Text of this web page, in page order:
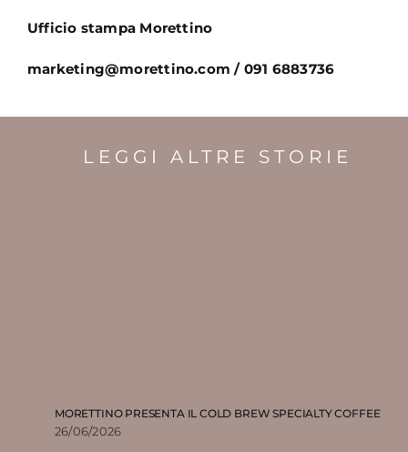
Ufficio stampa Morettino
marketing@morettino.com / 091 6883736
LEGGI ALTRE STORIE
MORETTINO PRESENTA IL COLD BREW SPECIALTY COFFEE
26/06/2026